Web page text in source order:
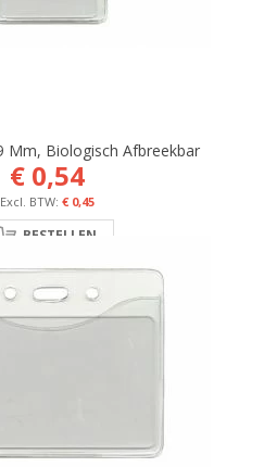
Mm, Biologisch Afbreekbar
€ 0,54
€ 0,45
BESTELLEN